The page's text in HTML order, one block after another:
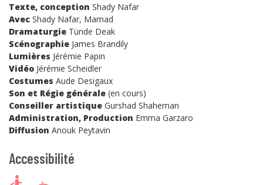
Texte, conception Shady Nafar
Avec Shady Nafar, Mamad
Dramaturgie Tünde Deak
Scénographie James Brandily
Lumières Jérémie Papin
Vidéo Jérémie Scheidler
Costumes Aude Desigaux
Son et Régie générale (en cours)
Conseiller artistique Gurshad Shaheman
Administration, Production Emma Garzaro
Diffusion Anouk Peytavin
Accessibilité